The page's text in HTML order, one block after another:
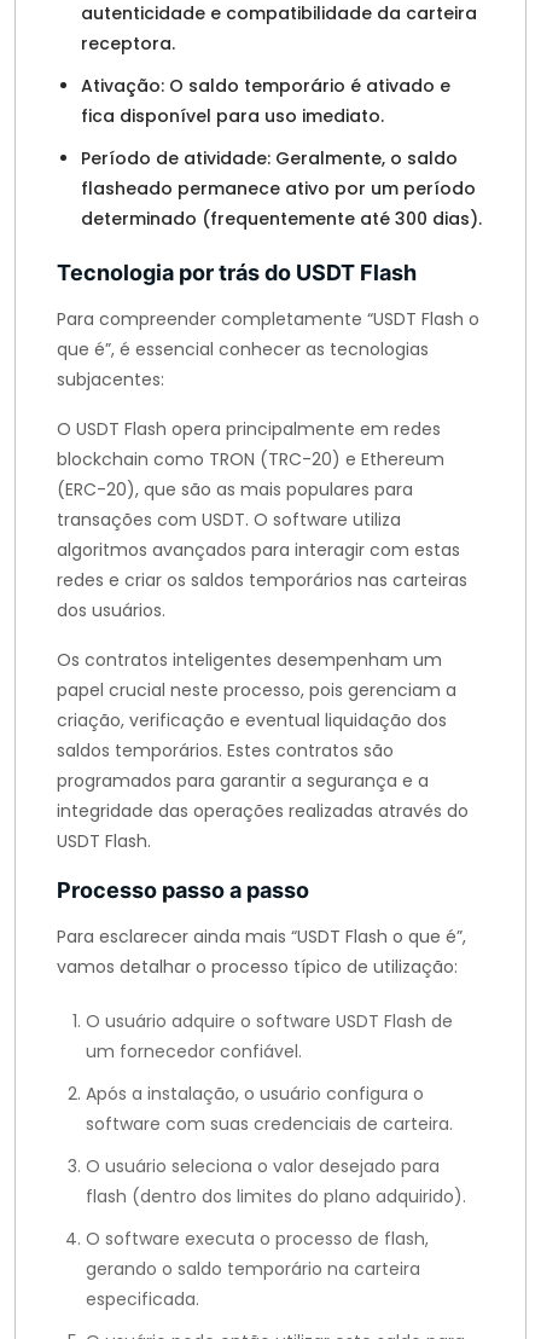
autenticidade e compatibilidade da carteira
receptora.
Ativação: O saldo temporário é ativado e
fica disponível para uso imediato.
Período de atividade: Geralmente, o saldo
flasheado permanece ativo por um período
determinado (frequentemente até 300 dias).
Tecnologia por trás do USDT Flash
Para compreender completamente “USDT Flash o
que é”, é essencial conhecer as tecnologias
subjacentes:
O USDT Flash opera principalmente em redes
blockchain como TRON (TRC-20) e Ethereum
(ERC-20), que são as mais populares para
transações com USDT. O software utiliza
algoritmos avançados para interagir com estas
redes e criar os saldos temporários nas carteiras
dos usuários.
Os contratos inteligentes desempenham um
papel crucial neste processo, pois gerenciam a
criação, verificação e eventual liquidação dos
saldos temporários. Estes contratos são
programados para garantir a segurança e a
integridade das operações realizadas através do
USDT Flash.
Processo passo a passo
Para esclarecer ainda mais “USDT Flash o que é”,
vamos detalhar o processo típico de utilização:
O usuário adquire o software USDT Flash de
um fornecedor confiável.
Após a instalação, o usuário configura o
software com suas credenciais de carteira.
O usuário seleciona o valor desejado para
flash (dentro dos limites do plano adquirido).
O software executa o processo de flash,
gerando o saldo temporário na carteira
especificada.